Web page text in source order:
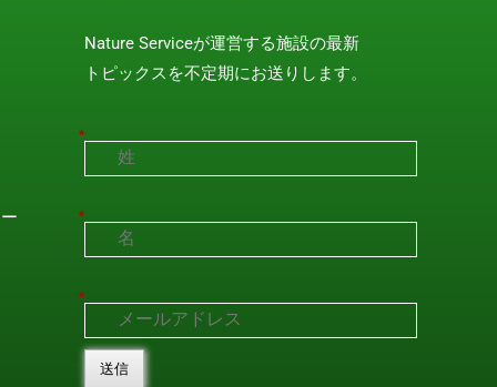
Nature Serviceが運営する施設の最新
トピックスを不定期にお送りします。
*
*
*
送信